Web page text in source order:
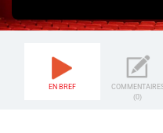
EN BREF
(0)